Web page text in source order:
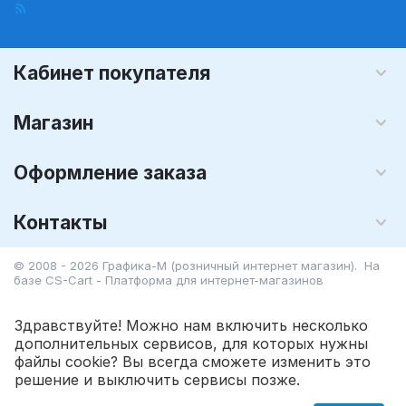
323.40 Р В корзину
Кабинет покупателя
Магазин
Оформление заказа
Контакты
© 2008 - 2026 Графика-М (розничный интернет магазин). На
базе CS-Cart - Платформа для интернет-магазинов
Здравствуйте! Можно нам включить несколько
дополнительных сервисов, для которых нужны
файлы cookie? Вы всегда сможете изменить это
решение и выключить сервисы позже.